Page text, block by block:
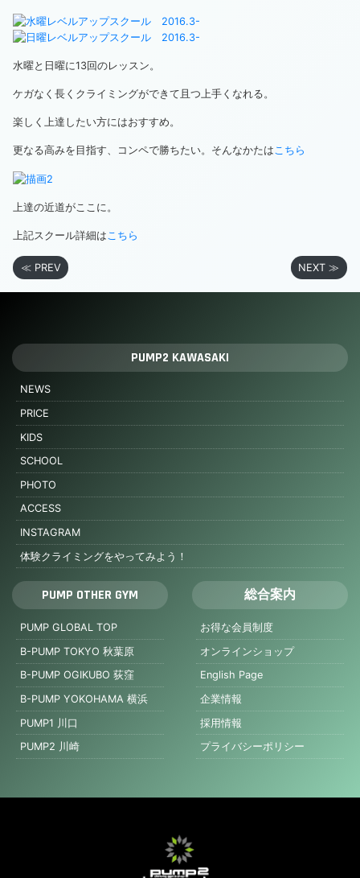
水曜と日曜に13回のレッスン。
ケガなく長くクライミングができて且つ上手くなれる。
楽しく上達したい方にはおすすめ。
更なる高みを目指す、コンペで勝ちたい。そんなかたはこちら
上達の近道がここに。
上記スクール詳細はこちら
≪ PREV NEXT ≫
PUMP2 KAWASAKI
NEWS
PRICE
KIDS
SCHOOL
PHOTO
ACCESS
INSTAGRAM
体験クライミングをやってみよう！
PUMP OTHER GYM
PUMP GLOBAL TOP
B-PUMP TOKYO 秋葉原
B-PUMP OGIKUBO 荻窪
B-PUMP YOKOHAMA 横浜
PUMP1 川口
PUMP2 川崎
総合案内
お得な会員制度
オンラインショップ
English Page
企業情報
採用情報
プライバシーポリシー